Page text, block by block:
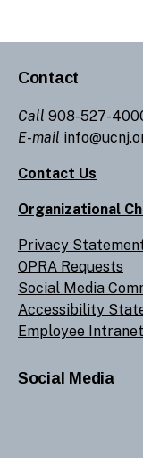
Contact
Call 908-527-
E-mail
Contact Us
Organizational
Privacy
OPRA Requests
Social Media
Accessibility
Employee Intranet
Social Media